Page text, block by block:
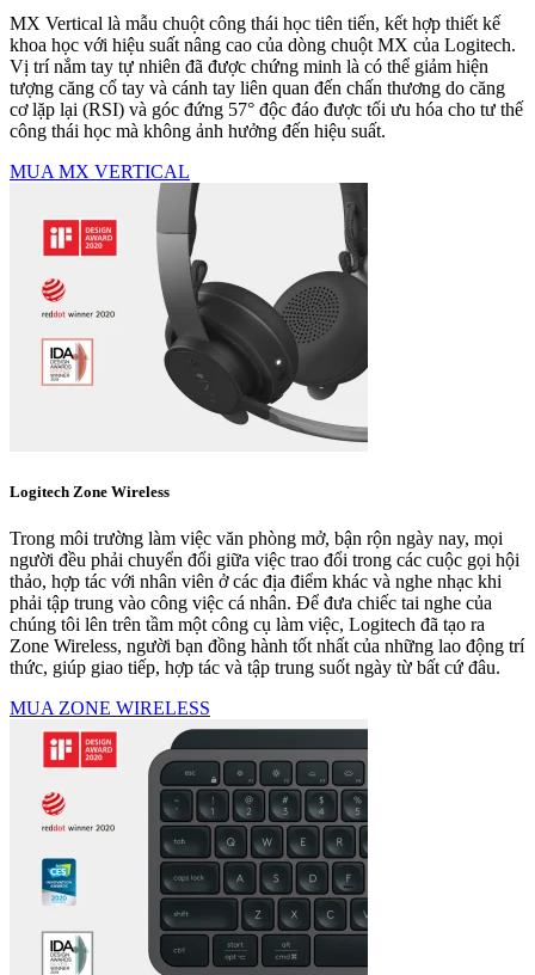
MX Vertical là mẫu chuột công thái học tiên tiến, kết hợp thiết kế
khoa học với hiệu suất nâng cao của dòng chuột MX của Logitech.
Vị trí nắm tay tự nhiên đã được chứng minh là có thể giảm hiện
tượng căng cổ tay và cánh tay liên quan đến chấn thương do căng
cơ lặp lại (RSI) và góc đứng 57° độc đáo được tối ưu hóa cho tư thế
công thái học mà không ảnh hưởng đến hiệu suất.
MUA MX VERTICAL
Logitech Zone Wireless
Trong môi trường làm việc văn phòng mở, bận rộn ngày nay, mọi
người đều phải chuyển đổi giữa việc trao đổi trong các cuộc gọi hội
thảo, hợp tác với nhân viên ở các địa điểm khác và nghe nhạc khi
phải tập trung vào công việc cá nhân. Để đưa chiếc tai nghe của
chúng tôi lên trên tầm một công cụ làm việc, Logitech đã tạo ra
Zone Wireless, người bạn đồng hành tốt nhất của những lao động trí
thức, giúp giao tiếp, hợp tác và tập trung suốt ngày từ bất cứ đâu.
MUA ZONE WIRELESS